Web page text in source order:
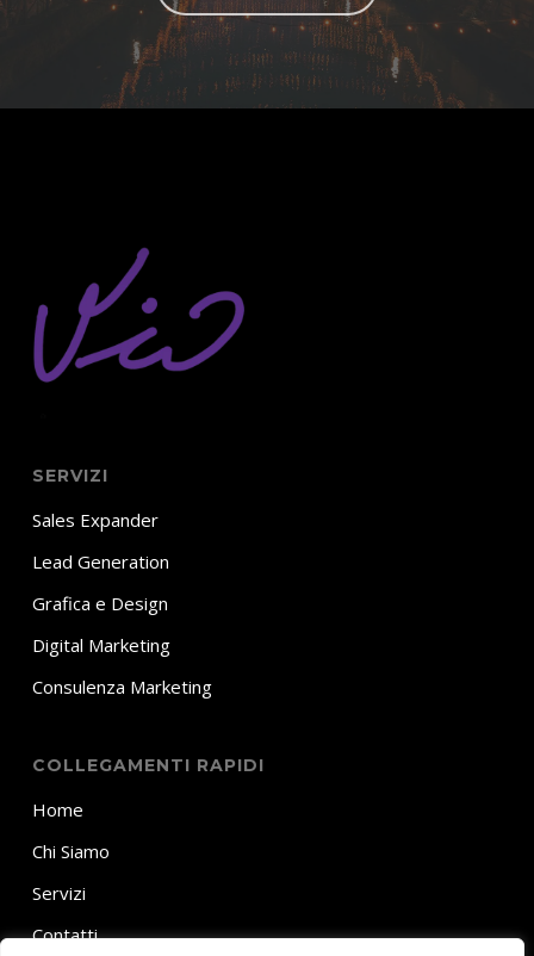
SERVIZI
Sales Expander
Lead Generation
Grafica e Design
Digital Marketing
Consulenza Marketing
COLLEGAMENTI RAPIDI
Home
Chi Siamo
Servizi
Contatti